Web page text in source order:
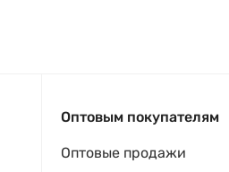
Оптовым покупателям
Оптовые продажи